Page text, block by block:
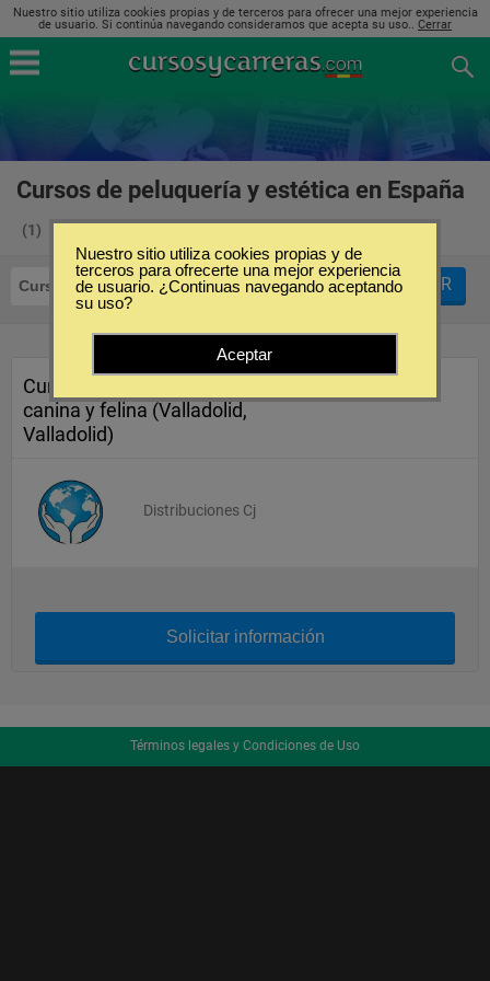
Nuestro sitio utiliza cookies propias y de terceros para ofrecer una mejor experiencia
de usuario. Si continúa navegando consideramos que acepta su uso.. Cerrar
Cursos de peluquería y estética en España
(1)
Cursos Peluquería y Estética FILTRAR
Curso de Peluquería y estética
canina y felina (Valladolid,
Valladolid)
Distribuciones Cj
Solicitar información
Términos legales y Condiciones de Uso
Nuestro sitio utiliza cookies propias y de
terceros para ofrecerte una mejor experiencia
de usuario. ¿Continuas navegando aceptando
su uso?
Aceptar